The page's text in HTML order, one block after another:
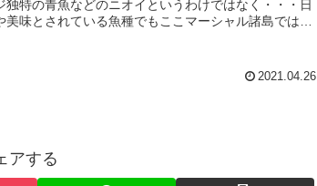
独特の青魚などのニオイというわけではなく・・・日
美味とされている魚種でもここマーシャル諸島では個
2021.04.26
アする